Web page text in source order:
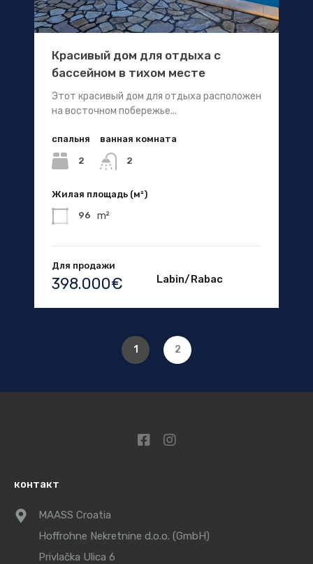
Красивый дом для отдыха с
бассейном в тихом месте
Этот красивый дом для отдыха расположен
на восточном побережье...
спальня
2
ванная комната
2
Жилая площадь (м²)
96 m²
Для продажи
398.000€ Labin/Rabac
1 2
контакт
MAASS Croatia
Hoffrohne Nekretnine d.o.o. (GmbH)
Privlačka Ulica 6